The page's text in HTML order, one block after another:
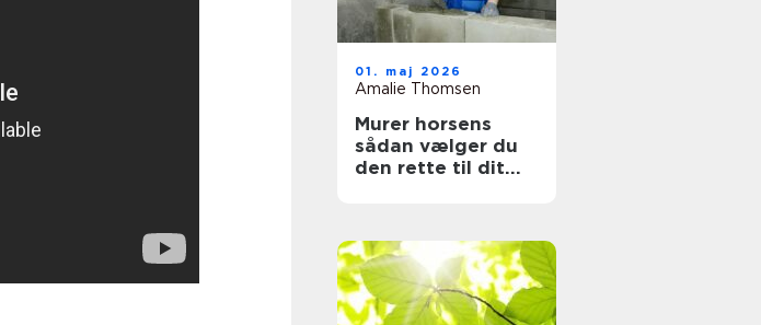
01. maj 2026
Amalie Thomsen
Murer horsens
sådan vælger du
den rette til dit